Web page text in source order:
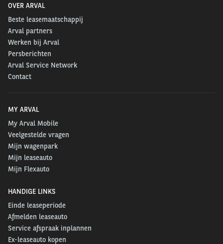
OVER ARVAL
Beste leasemaatschappij
Arval partners
Werken bij Arval
Persberichten
Arval Service Network
Contact
MY ARVAL
My Arval Mobile
Veelgestelde vragen
Mijn wagenpark
Mijn leaseauto
Mijn Flexauto
HANDIGE LINKS
Einde leaseperiode
Afmelden leaseauto
Service afspraak inplannen
Ex-leaseauto kopen